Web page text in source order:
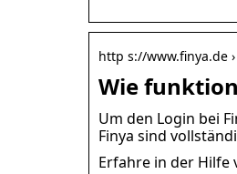
http s://www.finya.de
Wie
Um den Login bei
Finya sind
Erfahre in der Hilfe